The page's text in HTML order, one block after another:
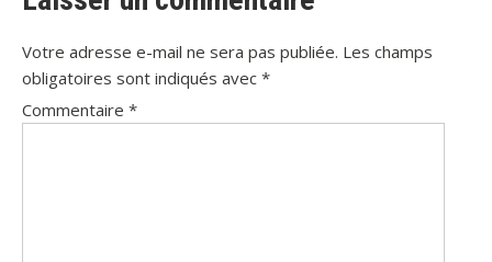
Votre adresse e-mail ne sera pas publiée. Les champs
obligatoires sont indiqués avec *
Commentaire *